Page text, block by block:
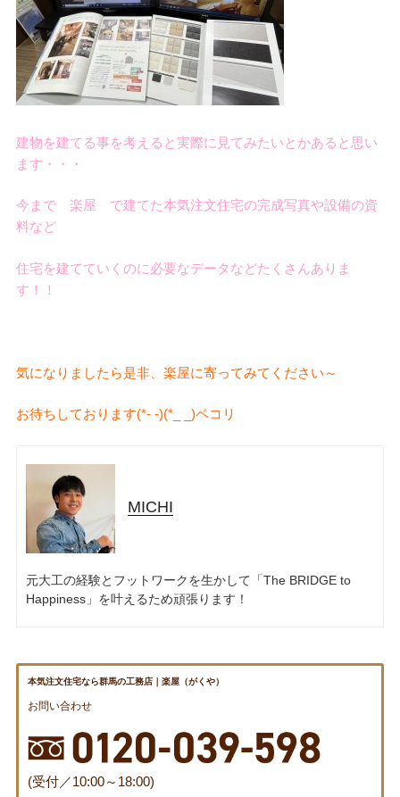
建物を建てる事を考えると実際に見てみたいとかあると思い
ます・・・
今まで 楽屋 で建てた本気注文住宅の完成写真や設備の資
料など
住宅を建てていくのに必要なデータなどたくさんありま
す！！
気になりましたら是非、楽屋に寄ってみてください～
お待ちしております(*- -)(*_ _)ペコリ
MICHI
元大工の経験とフットワークを生かして「The BRIDGE to
Happiness」を叶えるため頑張ります！
本気注文住宅なら群馬の工務店｜楽屋（がくや）
お問い合わせ
(受付／10:00～18:00)
検
本気注文住宅なら群馬の工務店｜楽屋（がくや）
楽屋トップ アクセス 会社概要